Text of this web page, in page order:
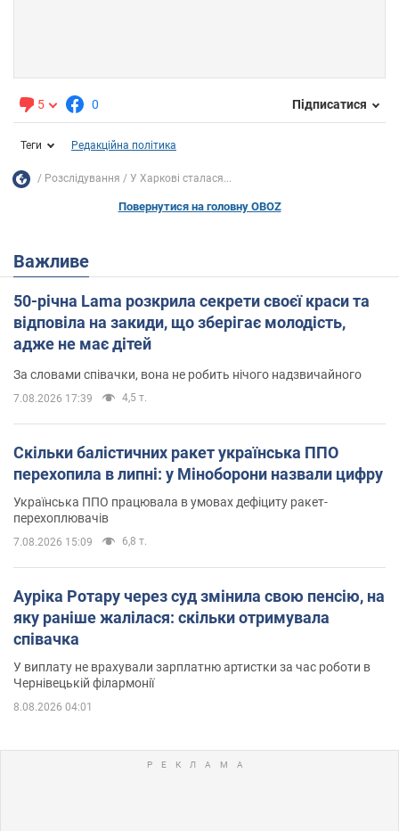
5 0 Підписатися
Теги Редакційна політика
Розслідування У Харкові сталася...
Повернутися на головну OBOZ
Важливе
50-річна Lama розкрила секрети своєї краси та
відповіла на закиди, що зберігає молодість,
адже не має дітей
За словами співачки, вона не робить нічого надзвичайного
7.08.2026 17:39 4,5 т.
Скільки балістичних ракет українська ППО
перехопила в липні: у Міноборони назвали цифру
Українська ППО працювала в умовах дефіциту ракет-
перехоплювачів
7.08.2026 15:09 6,8 т.
Ауріка Ротару через суд змінила свою пенсію, на
яку раніше жалілася: скільки отримувала
співачка
У виплату не врахували зарплатню артистки за час роботи в
Чернівецькій філармонії
8.08.2026 04:01